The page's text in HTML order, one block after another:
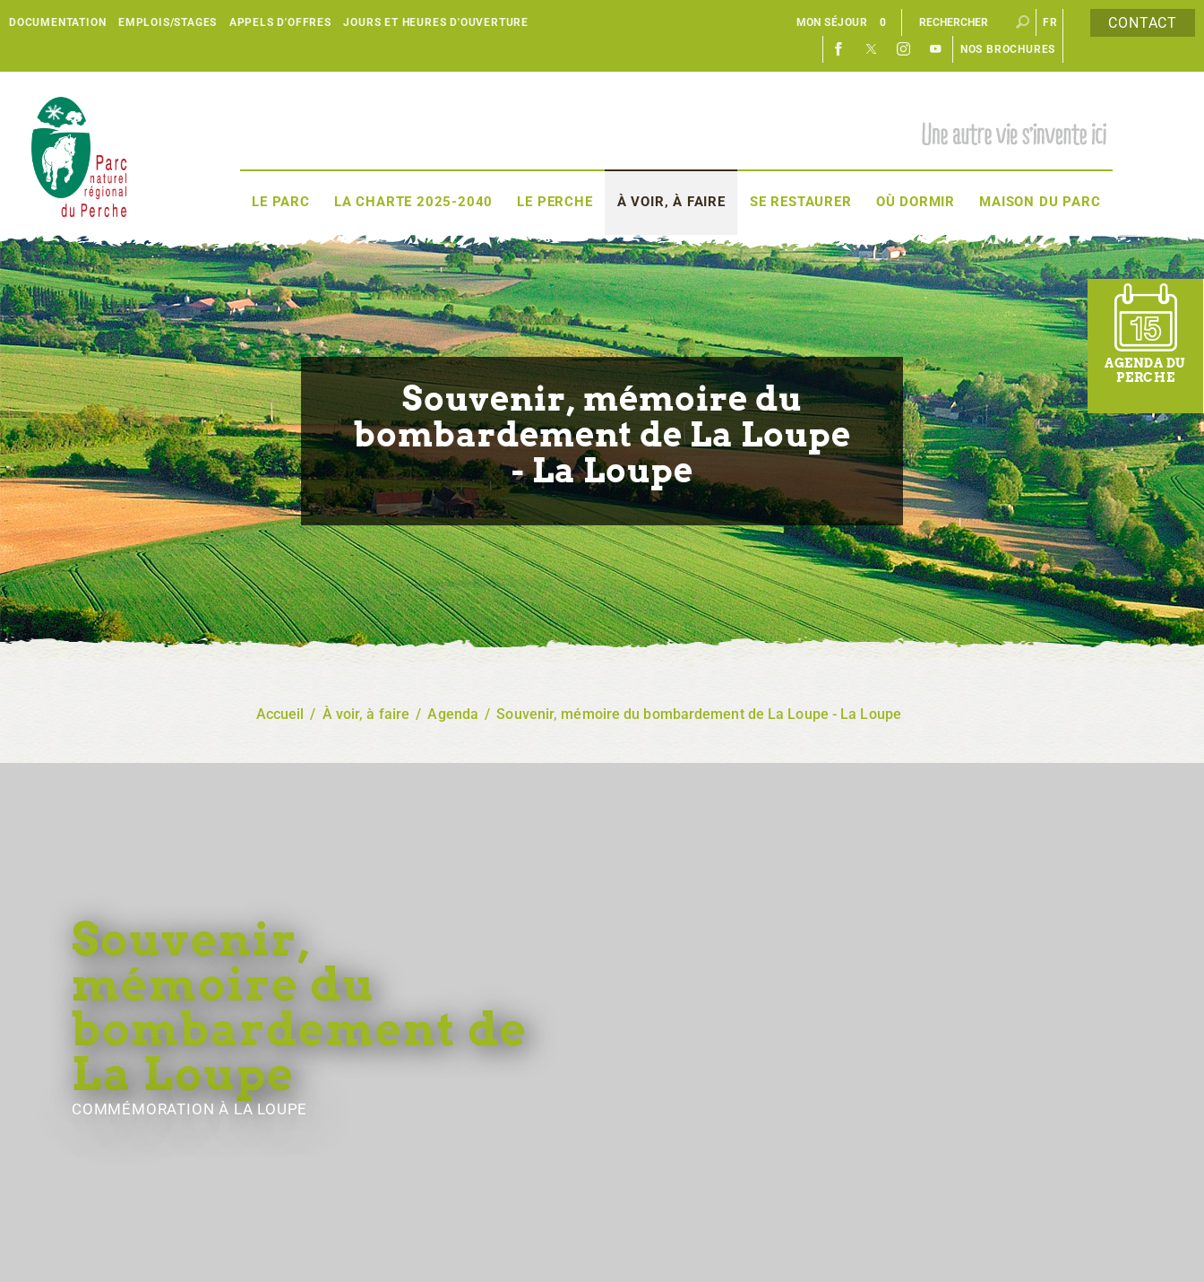
CONTACT
DOCUMENTATION EMPLOIS/STAGES APPELS D'OFFRES JOURS ET HEURES D'OUVERTURE
EN
FR
MON SÉJOUR 0
NOS BROCHURES
LE PARC LA CHARTE 2025-2040 LE PERCHE À VOIR, À FAIRE SE RESTAURER OÙ DORMIR MAISON DU PARC
Souvenir, mémoire du
bombardement de La Loupe
- La Loupe
Accueil / À voir, à faire / Agenda / Souvenir, mémoire du bombardement de La Loupe - La Loupe
AGENDA DU
PERCHE
Souvenir,
mémoire du
bombardement de
La Loupe
COMMÉMORATIONÀ LA LOUPE